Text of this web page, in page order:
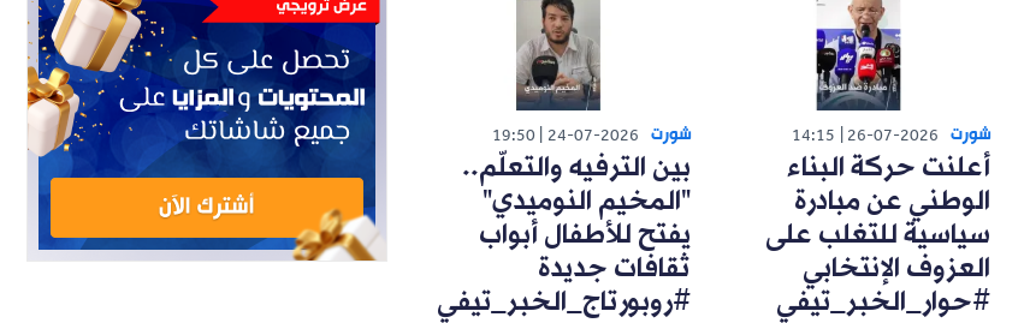
شورت 26-07-2026
14:15
أعلنت حركة البناء
الوطني عن مبادرة
سياسية للتغلب على
العزوف الإنتخابي
#حوار_الخبر_تيفي
شورت 24-07-2026
19:50
بين الترفيه والتعلّم..
"المخيم النوميدي"
يفتح للأطفال أبواب
ثقافات جديدة
#روبورتاج_الخبر_تيفي